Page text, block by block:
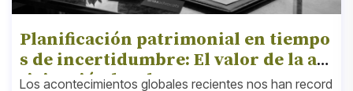
Planificación patrimonial en tiempo
s de incertidumbre: El valor de la an
ticipación legal
Los acontecimientos globales recientes nos han record